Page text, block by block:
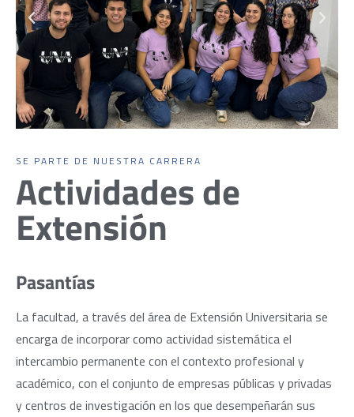
SE PARTE DE NUESTRA CARRERA
Actividades de
Extensión
Pasantías
La facultad, a través del área de Extensión Universitaria se
encarga de incorporar como actividad sistemática el
intercambio permanente con el contexto profesional y
académico, con el conjunto de empresas públicas y privadas
y centros de investigación en los que desempeñarán sus